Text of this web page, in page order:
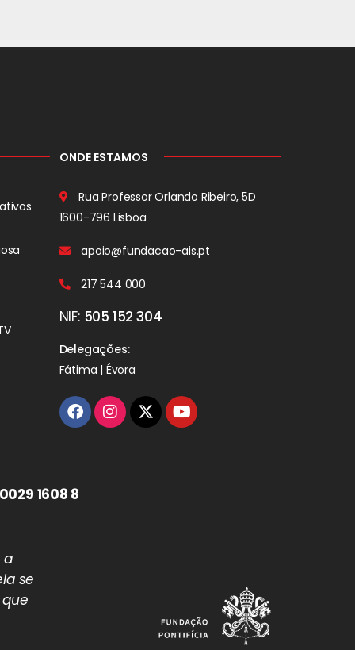
ONDE ESTAMOS
Rua Professor Orlando Ribeiro, 5D
1600-796 Lisboa
apoio@fundacao-ais.pt
217 544 000
NIF: 505 152 304
Delegações:
Fátima | Évora
1608 8
a
se